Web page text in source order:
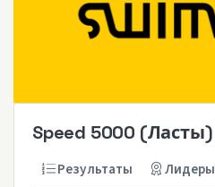
Speed 5000 (Ласты)
Результаты Лидеры